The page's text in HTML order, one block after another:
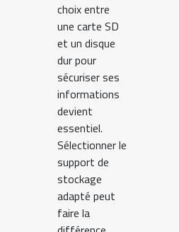
choix entre
une carte SD
et un disque
dur pour
sécuriser ses
informations
devient
essentiel.
Sélectionner le
support de
stockage
adapté peut
faire la